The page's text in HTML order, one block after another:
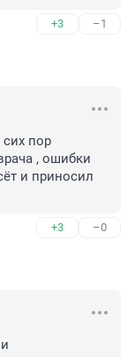
+3 –1
пор
, ошибки
и приносил
+3 –0